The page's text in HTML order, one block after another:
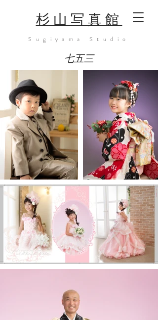
​杉山写真館
Sugiyama Studio
七五三